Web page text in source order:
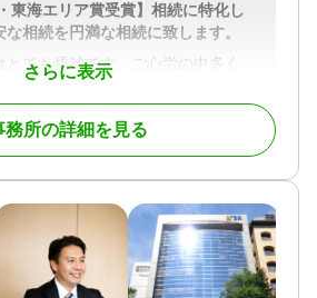
で、お客さまが安心して将来を見
力でサポートしています。
想のパートナー像
法人は、相続や事業承継に関する
応えるプロフェッショナル集団で
阜・静岡の一部地域
さらに表示
東海エリア賞受賞】相続に特化し
相続を円満な相続に致します。
とても煩雑です。ご心労の中多く
行して進めて行く必要がありま
では、相続実務の経験豊富な行政
お客様のご要望に応じて適切なご
ことが可能です。
を経験した相続に強い専門家が直
務所の詳細を見る